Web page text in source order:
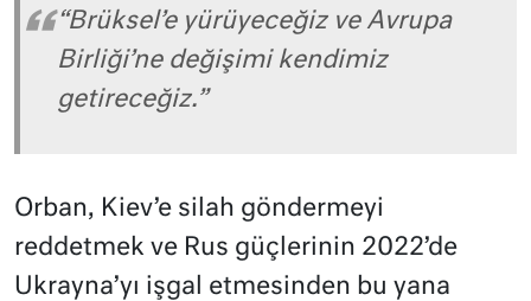
“Brüksel’e yürüyeceğiz ve Avrupa
Birliği’ne değişimi kendimiz
getireceğiz.”
Orban, Kiev’e silah göndermeyi
reddetmek ve Rus güçlerinin 2022’de
Ukrayna’yı işgal etmesinden bu yana